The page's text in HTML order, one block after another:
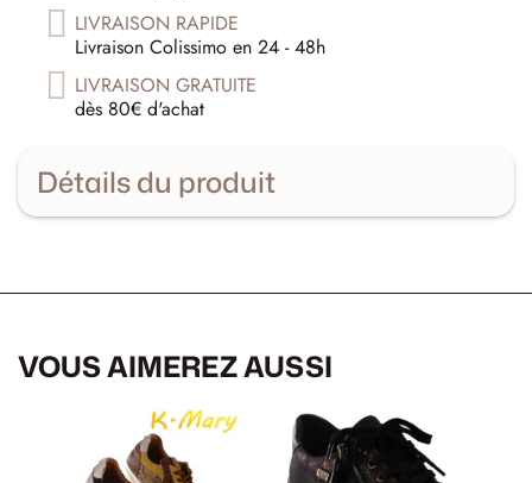
LIVRAISON RAPIDE
Livraison Colissimo en 24 - 48h
LIVRAISON GRATUITE
dès 80€ d'achat
Détails du produit
VOUS AIMEREZ AUSSI